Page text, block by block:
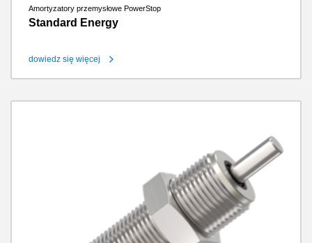
Amortyzatory przemysłowe PowerStop
Standard Energy
dowiedz się więcej